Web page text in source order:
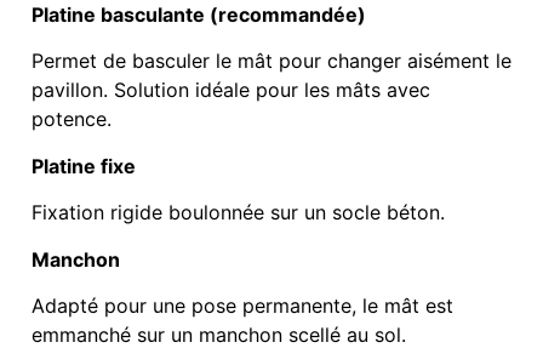
Platine basculante (recommandée)
Permet de basculer le mât pour changer aisément le
pavillon. Solution idéale pour les mâts avec
potence.
Platine fixe
Fixation rigide boulonnée sur un socle béton.
Manchon
Adapté pour une pose permanente, le mât est
emmanché sur un manchon scellé au sol.